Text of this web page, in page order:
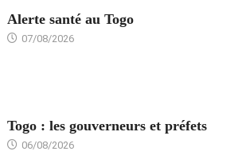
Alerte santé au Togo
07/08/2026
Togo : les gouverneurs et préfets
06/08/2026